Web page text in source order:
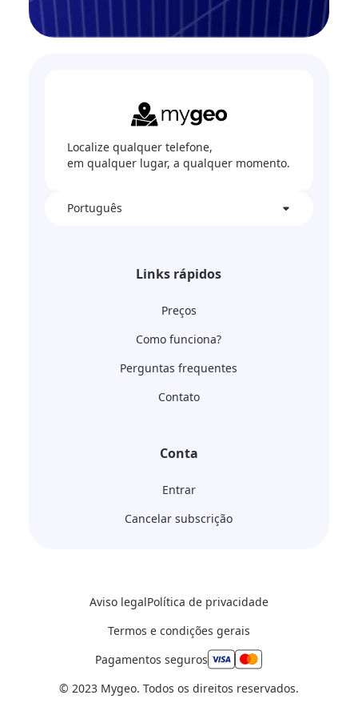
Localize qualquer telefone,
em qualquer lugar, a qualquer momento.
Português
Links rápidos
Preços
Como funciona?
Perguntas frequentes
Contato
Conta
Entrar
Cancelar subscrição
Aviso legalPolítica de privacidade
Termos e condições gerais
Pagamentos seguros
© 2023 Mygeo. Todos os direitos reservados.